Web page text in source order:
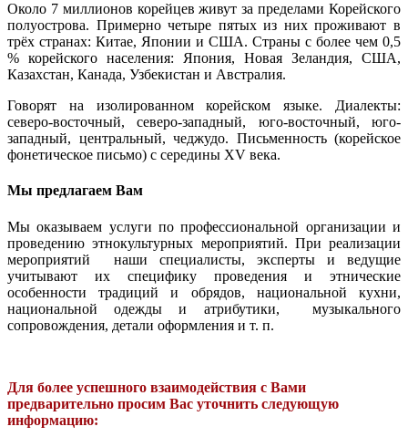
Около 7 миллионов корейцев живут за пределами Корейского
полуострова. Примерно четыре пятых из них проживают в
трёх странах: Китае, Японии и США. Страны с более чем 0,5
% корейского населения: Япония, Новая Зеландия, США,
Казахстан, Канада, Узбекистан и Австралия.
Говорят на изолированном корейском языке. Диалекты:
северо-восточный, северо-западный, юго-восточный, юго-
западный, центральный, чеджудо. Письменность (корейское
фонетическое письмо) с середины XV века.
Мы предлагаем Вам
Мы оказываем услуги по профессиональной организации и
проведению этнокультурных мероприятий. При реализации
мероприятий наши специалисты, эксперты и ведущие
учитывают их специфику проведения и этнические
особенности традиций и обрядов, национальной кухни,
национальной одежды и атрибутики, музыкального
сопровождения, детали оформления и т. п.
Для более успешного взаимодействия с Вами
предварительно просим Вас уточнить следующую
информацию: